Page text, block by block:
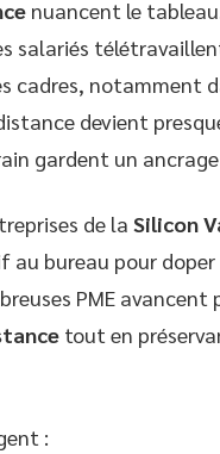
nuancent le
salariés
cadres, notamment
devient
gardent un
de la Silicon
au bureau pour
PME
tout en
: